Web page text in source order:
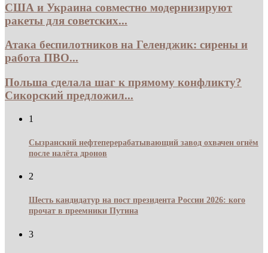
США и Украина совместно модернизируют
ракеты для советских...
Атака беспилотников на Геленджик: сирены и
работа ПВО...
Польша сделала шаг к прямому конфликту?
Сикорский предложил...
1
Сызранский нефтеперерабатывающий завод охвачен огнём
после налёта дронов
2
Шесть кандидатур на пост президента России 2026: кого
прочат в преемники Путина
3